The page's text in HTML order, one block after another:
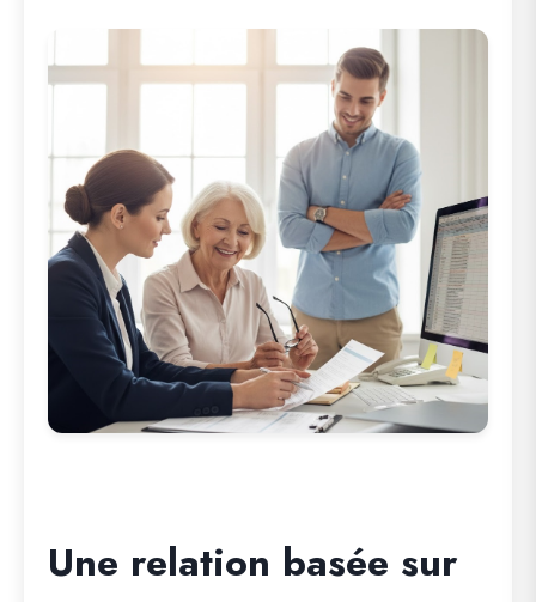
Une relation basée sur